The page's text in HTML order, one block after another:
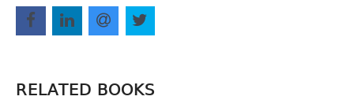
RELATED BOOKS